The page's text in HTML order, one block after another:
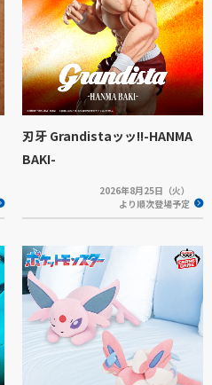
刃牙 Grandistaッッ!!-HANMA
BAKI-
2026年8月25日（火）
より順次登場予定